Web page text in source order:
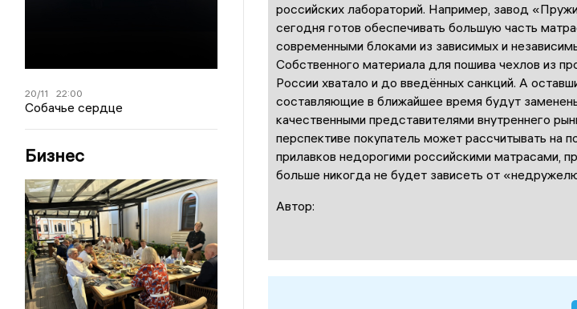
20/11 22:00
Собачье сердце
Бизнес
российских лабораторий. Например, завод
сегодня готов обеспечивать большую часть
современными блоками из зависимых и
Собственного материала для пошива чехлов из
России хватало и до введённых санкций. А
составляющие в ближайшее время будут
качественными представителями внутреннего
перспективе покупатель может рассчитывать на
прилавков недорогими российскими матрасами,
больше никогда не будет зависеть от
Автор: